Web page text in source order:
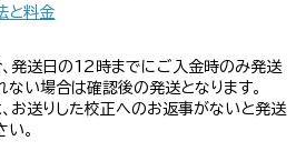
と料金
発送日の12時までにご入金時のみ発送
ない場合は確認後の発送となります。
お送りした校正へのお返事がないと発送
。